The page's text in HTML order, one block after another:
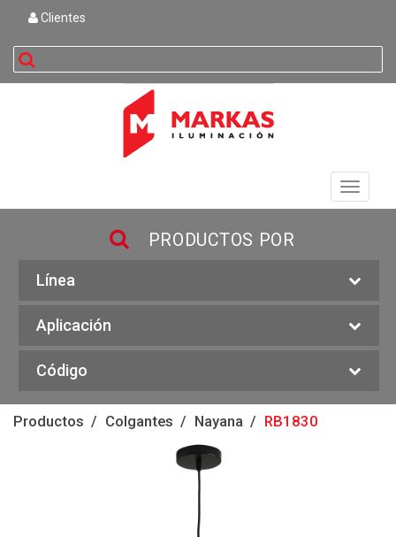
Clientes
buscar
Toggle
PRODUCTOS POR
Línea
Aplicación
Código
Productos Colgantes Nayana RB1830